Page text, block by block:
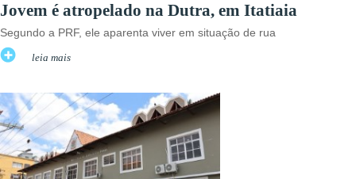
Jovem é atropelado na Dutra, em Itatiaia
Segundo a PRF, ele aparenta viver em situação de rua
leia mais